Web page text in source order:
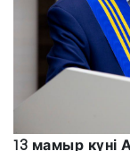
13 мамыр күні